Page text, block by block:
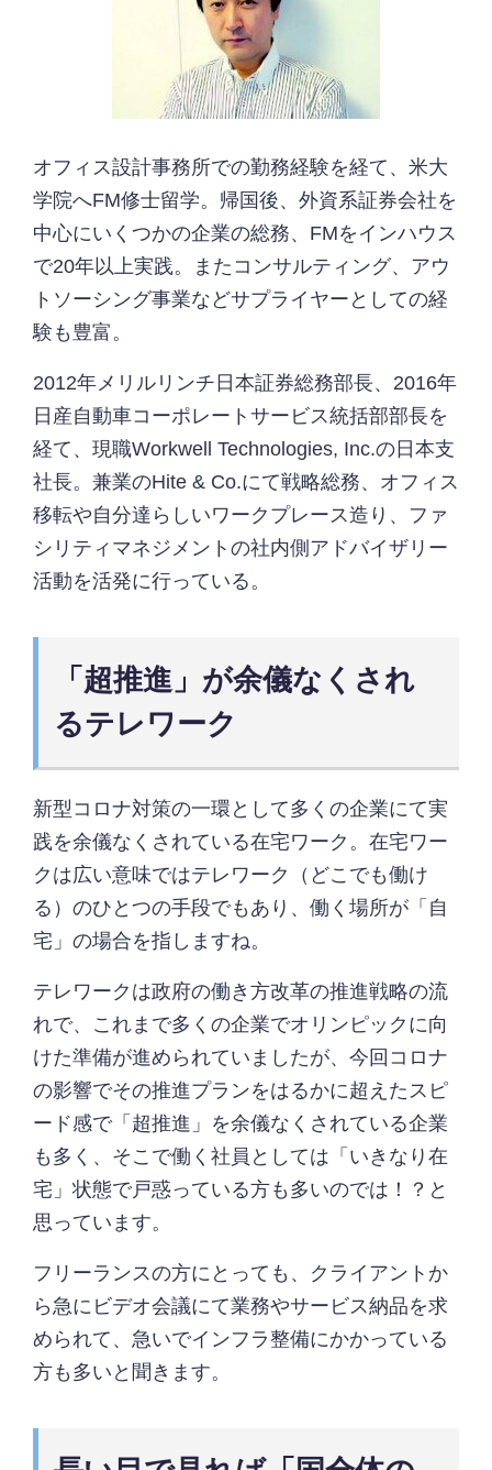
オフィス設計事務所での勤務経験を経て、米大
学院へFM修士留学。帰国後、外資系証券会社を
中心にいくつかの企業の総務、FMをインハウス
で20年以上実践。またコンサルティング、アウ
トソーシング事業などサプライヤーとしての経
験も豊富。
2012年メリルリンチ日本証券総務部長、2016年
日産自動車コーポレートサービス統括部部長を
経て、現職Workwell Technologies, Inc.の日本支
社長。兼業のHite & Co.にて戦略総務、オフィス
移転や自分達らしいワークプレース造り、ファ
シリティマネジメントの社内側アドバイザリー
活動を活発に行っている。
「超推進」が余儀なくされ
るテレワーク
新型コロナ対策の一環として多くの企業にて実
践を余儀なくされている在宅ワーク。在宅ワー
クは広い意味ではテレワーク（どこでも働け
る）のひとつの手段でもあり、働く場所が「自
宅」の場合を指しますね。
テレワークは政府の働き方改革の推進戦略の流
れで、これまで多くの企業でオリンピックに向
けた準備が進められていましたが、今回コロナ
の影響でその推進プランをはるかに超えたスピ
ード感で「超推進」を余儀なくされている企業
も多く、そこで働く社員としては「いきなり在
宅」状態で戸惑っている方も多いのでは！？と
思っています。
フリーランスの方にとっても、クライアントか
ら急にビデオ会議にて業務やサービス納品を求
められて、急いでインフラ整備にかかっている
方も多いと聞きます。